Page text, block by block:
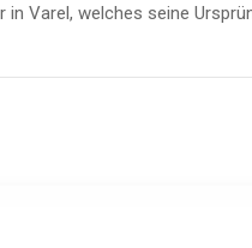
Varel, welches seine